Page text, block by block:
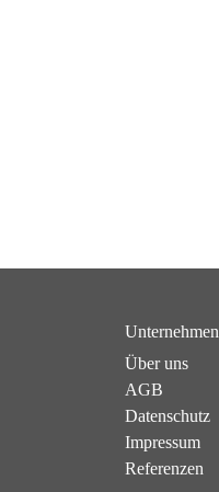
Unternehmen
Über uns
AGB
Datenschutz
Impressum
Referenzen